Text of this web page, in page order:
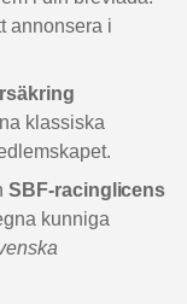
annonsera i
klassiska
SBF-racinglicens
kunniga